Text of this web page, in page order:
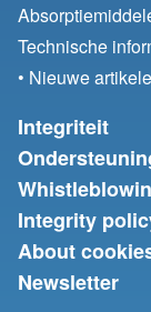
Technische
• Nieuwe
Integriteit
Integrity
About
Newsletter